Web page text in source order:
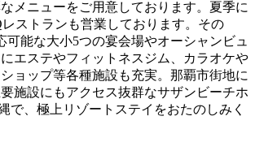
メニューをご⽤意しております。夏季に
ストランも営業しております。その
可能な⼤⼩5つの宴会場やオーシャンビュ
エステやフィットネスジム、カラオケや
ョップ等各種施設も充実。那覇市街地に
施設にもアクセス抜群なサザンビーチホ
で、極上リゾートステイをおたのしみく